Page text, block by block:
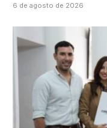
6 de agosto de 2026